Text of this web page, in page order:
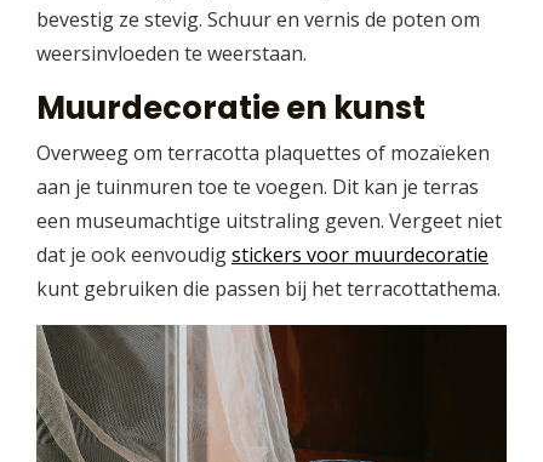
bevestig ze stevig. Schuur en vernis de poten om
weersinvloeden te weerstaan.
Muurdecoratie en kunst
Overweeg om terracotta plaquettes of mozaïeken
aan je tuinmuren toe te voegen. Dit kan je terras
een museumachtige uitstraling geven. Vergeet niet
dat je ook eenvoudigstickers voor muurdecoratie
kunt gebruiken die passen bij het terracottathema.